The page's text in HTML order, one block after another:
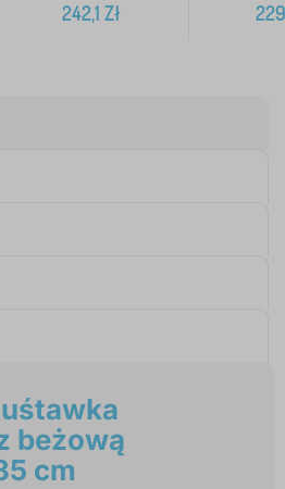
242,1 Zł
beżową
cm